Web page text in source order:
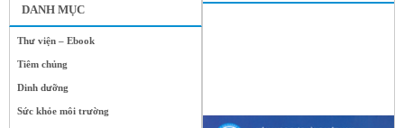
DANH MỤC
Thư viện – Ebook
Tiêm chủng
Dinh dưỡng
Sức khỏe môi trường